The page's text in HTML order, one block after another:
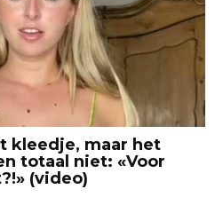
kleedje, maar het
totaal niet: «Voor
(video)